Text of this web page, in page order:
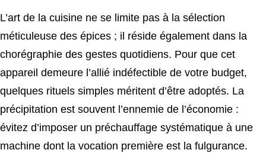
L’art de la cuisine ne se limite pas à la sélection
méticuleuse des épices ; il réside également dans la
chorégraphie des gestes quotidiens. Pour que cet
appareil demeure l’allié indéfectible de votre budget,
quelques rituels simples méritent d’être adoptés. La
précipitation est souvent l’ennemie de l’économie :
évitez d’imposer un préchauffage systématique à une
machine dont la vocation première est la fulgurance.